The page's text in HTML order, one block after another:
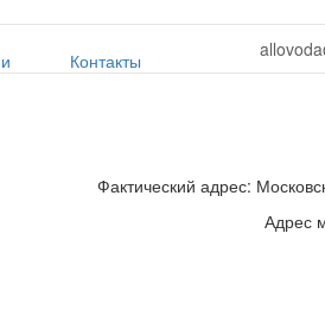
Контакты
Фактический адрес:
Адрес